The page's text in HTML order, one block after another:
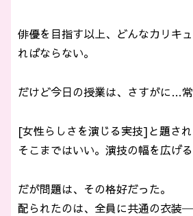
俳優を目指す以上、どんなカリキ
ればならない。
だけど今日の授業は、さすがに…常
[女性らしさを演じる実技]と題され
そこまではいい。演技の幅を広げ
だが問題は、その格好だった。
配られたのは、全員に共通の衣装